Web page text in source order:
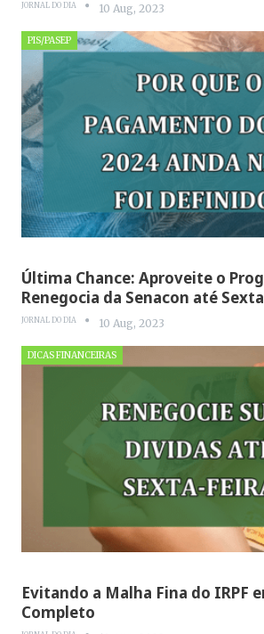
JORNAL DO DIA 10 Aug, 2023
PIS/PASEP
Última Chance: Aproveite o
Renegocia da Senacon até
JORNAL DO DIA 10 Aug, 2023
DICAS FINANCEIRAS
Evitando a Malha Fina do IRPF
Completo